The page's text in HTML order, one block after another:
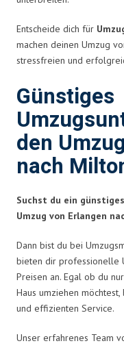
Entscheide dich für
machen deinen Umzug
stressfreien und
Günstiges
den
nach
Suchst du ein günstiges
Umzug von Erlangen
Dann bist du bei
bieten dir professionelle
Preisen an. Egal ob du
Haus umziehen
und effizienten Service.
Unser erfahrenes Team